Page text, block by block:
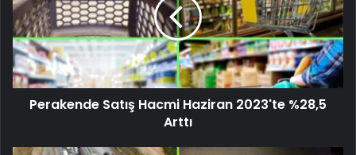
Perakende Satış Hacmi Haziran 2023'te %28,5
Arttı